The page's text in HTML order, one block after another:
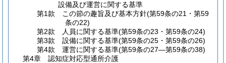
設備及び運営に関する基準
第1款
この節の趣旨及び基本方針(第59条の21・第59
条の22)
第2款
人員に関する基準(第59条の23・第59条の24)
第3款
設備に関する基準(第59条の25・第59条の26)
第4款
運営に関する基準(第59条の27―第59条の38)
第4章
認知症対応型通所介護